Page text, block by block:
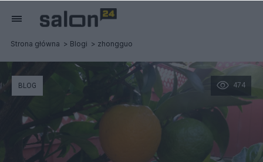
Strona główna Blogi zhongguo
474
BLOG